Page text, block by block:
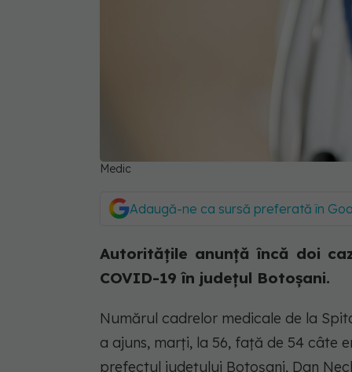
Medic
Adaugă-ne ca sursă preferată în
Autoritățile anunță încă doi
COVID-19 în județul Botoșani.
Numărul cadrelor medicale de la
a ajuns, marţi, la 56, faţă de 54 câte
prefectul judeţului Botoşani, Dan